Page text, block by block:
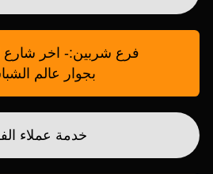
فرع شربين:- اخر شارع
بجوار عالم
خدمة عملاء